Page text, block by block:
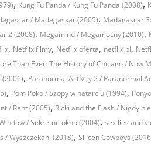
, Kung Fu Panda / Kung Fu Panda (2008),
/ Madagaskar (2005), Madagascar
2 (2008), Megamind / Megamocny (2010),
, Netflix filmy, Netflix oferta, netflix pl,
Than Ever: The History of Chicago / Now
(2006), Paranormal Activity 2 / Paranormal
, Pom Poko / Szopy w natarciu (1994),
/ Rent (2005), Ricki and the Flash / Nigdy
/ Sekretne okno (2004), sex lies and
/ Wyszczekani (2018), Silicon Cowboys